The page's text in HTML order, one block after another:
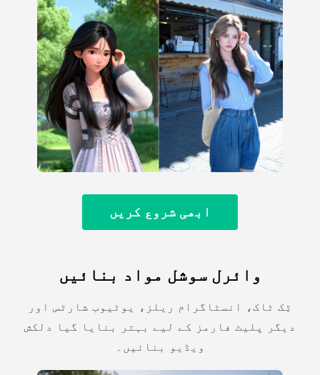
ابھی شروع کریں
وائرل سوشل مواد بنائیں
ٹِک ٹاک، انسٹاگرام ریلز، یوٹیوب شارٹس اور
دیگر پلیٹ فارمز کے لیے بہتر بنایا گیا دلکش
ویڈیو بنائیں۔